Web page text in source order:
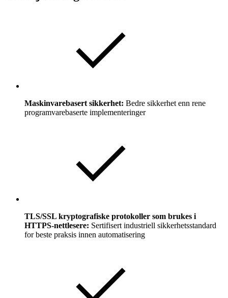
Maskinvarebasert sikkerhet: Bedre sikkerhet enn rene
programvarebaserte implementeringer
TLS/SSL kryptografiske protokoller som brukes i
HTTPS-nettlesere: Sertifisert industriell sikkerhetsstandard
for beste praksis innen automatisering